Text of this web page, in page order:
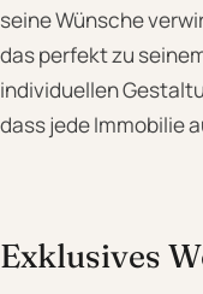
seine Wünsche
das perfekt zu
individuellen
dass jede Immobilie
Exklusives